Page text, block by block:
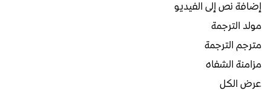
إضافة نص إلى الفيديو
مولد الترجمة
مترجم الترجمة
مزامنة الشفاه
عرض الكل